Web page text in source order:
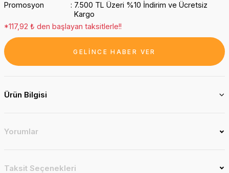
Promosyon
7.500 TL Üzeri %10 İndirim ve Ücretsiz
Kargo
*117,92 ₺ den başlayan taksitlerle!!
GELİNCE HABER VER
Ürün Bilgisi
Yorumlar
Taksit Seçenekleri